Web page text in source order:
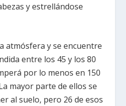
y estrellándose
atmósfera y se encuentre
entre los 45 y los 80
por lo menos en 150
mayor parte de ellos se
al suelo, pero 26 de esos